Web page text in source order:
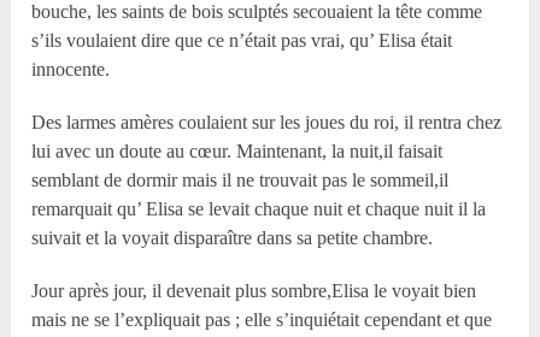
bouche, les saints de bois sculptés secouaient la tête comme
s’ils voulaient dire que ce n’était pas vrai, qu’ Elisa était
innocente.
Des larmes amères coulaient sur les joues du roi, il rentra chez
lui avec un doute au cœur. Maintenant, la nuit,il faisait
semblant de dormir mais il ne trouvait pas le sommeil,il
remarquait qu’ Elisa se levait chaque nuit et chaque nuit il la
suivait et la voyait disparaître dans sa petite chambre.
Jour après jour, il devenait plus sombre,Elisa le voyait bien
mais ne se l’expliquait pas ; elle s’inquiétait cependant et que